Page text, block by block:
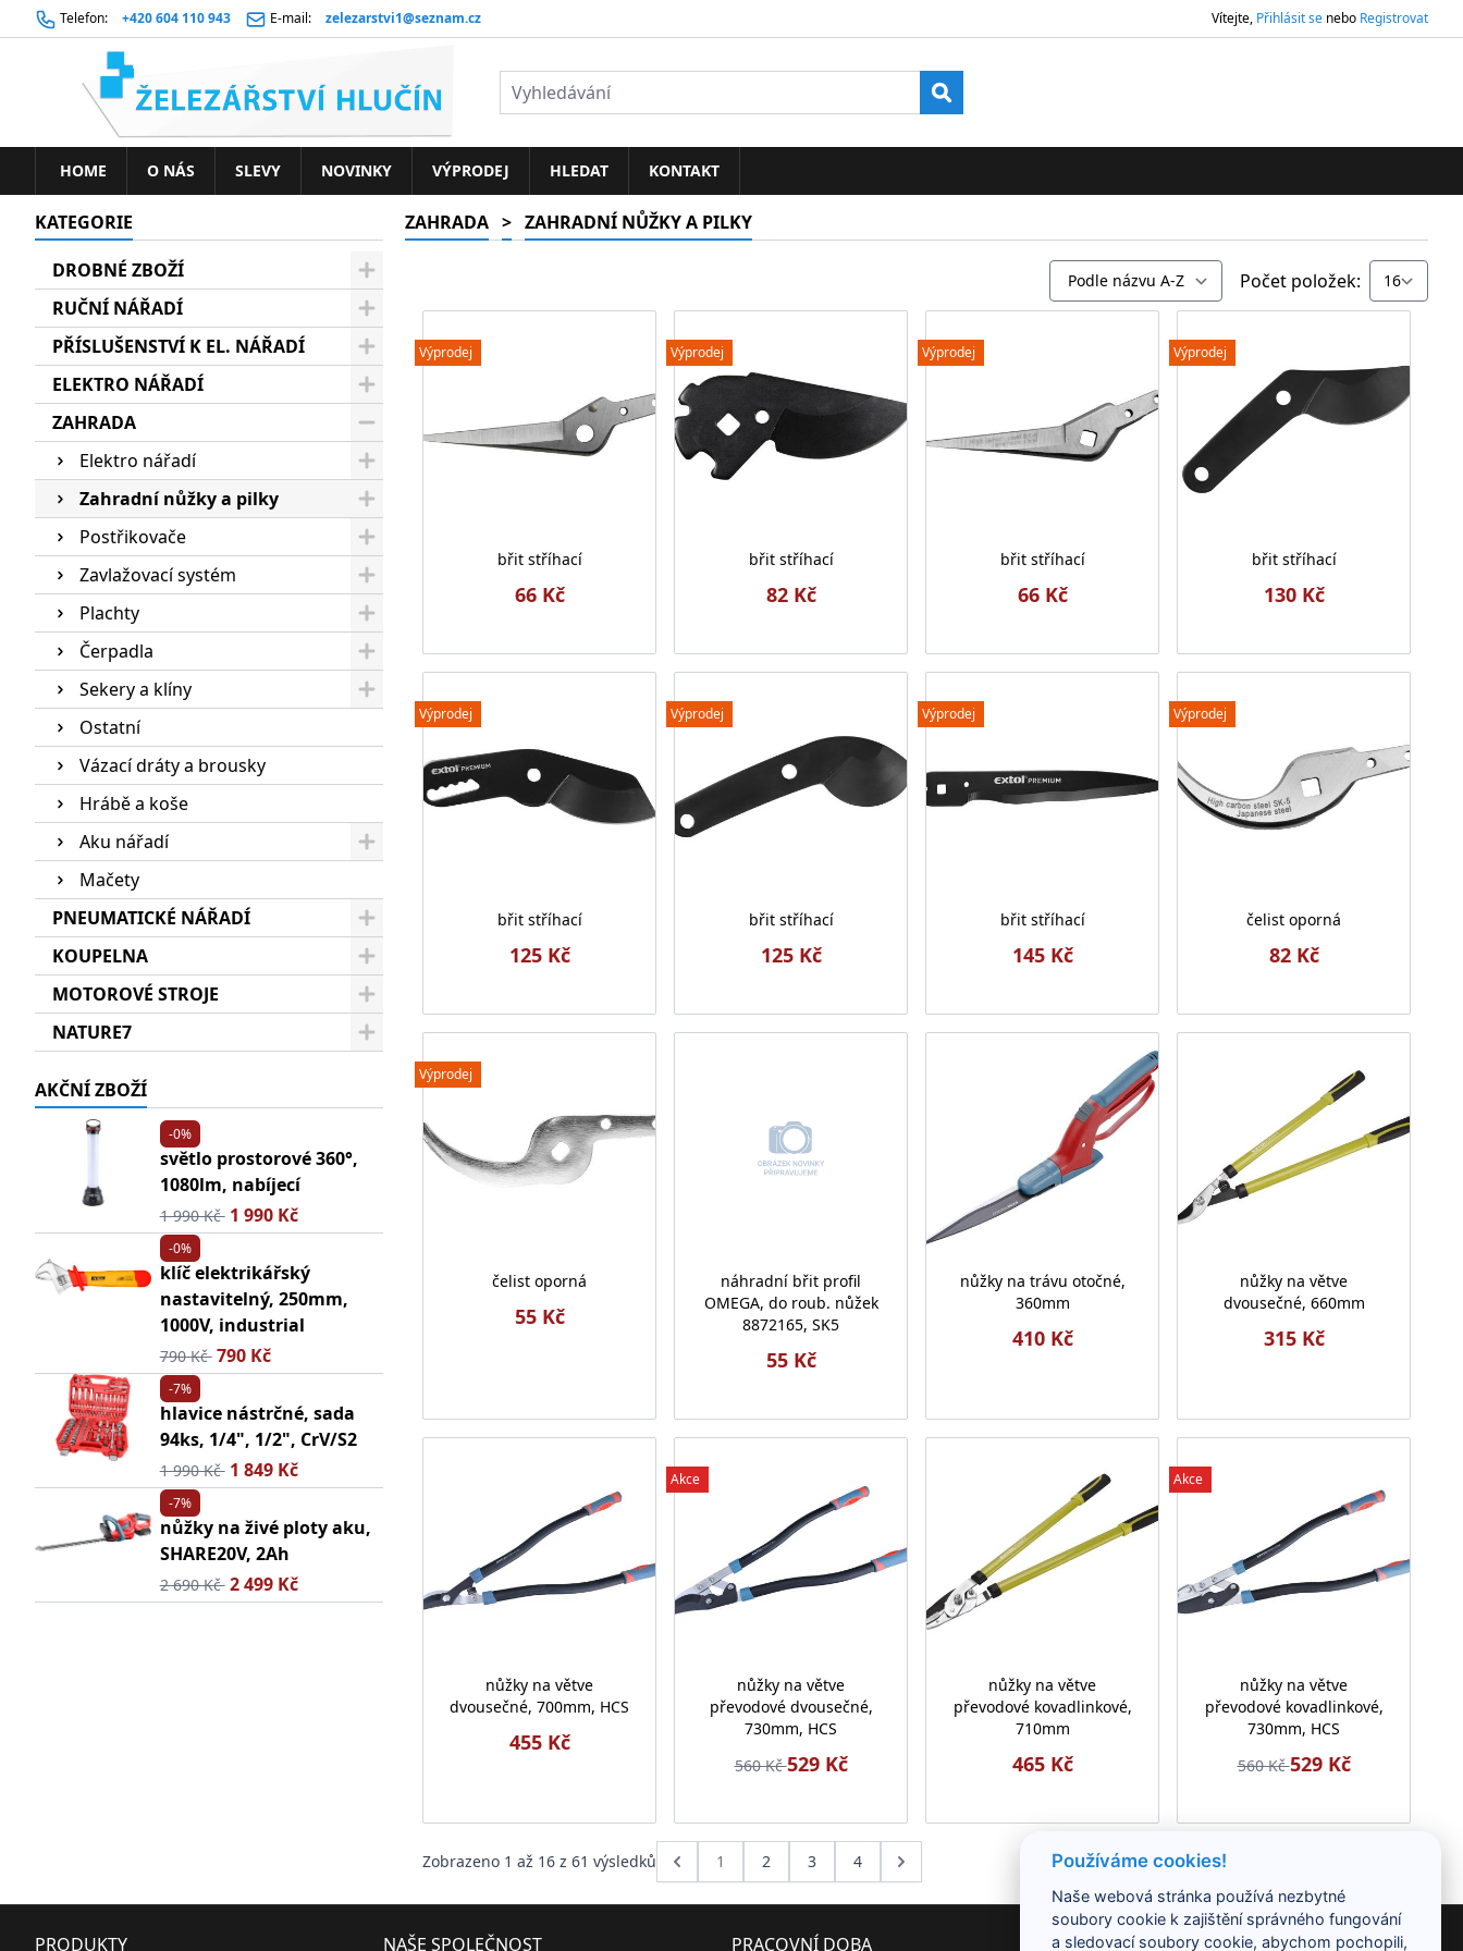
Telefon: +420 604 110 943 E-mail: zelezarstvi1@seznam.cz Vítejte, Přihlásit se nebo Registrovat
Vyhledávání
HOME O NÁS SLEVY NOVINKY VÝPRODEJ HLEDAT KONTAKT
KATEGORIE
DROBNÉ ZBOŽÍ
RUČNÍ NÁŘADÍ
PŘÍSLUŠENSTVÍ K EL. NÁŘADÍ
ELEKTRO NÁŘADÍ
ZAHRADA
Elektro nářadí
Zahradní nůžky a pilky
Postřikovače
Zavlažovací systém
Plachty
Čerpadla
Sekery a klíny
Ostatní
Vázací dráty a brousky
Hrábě a koše
Aku nářadí
Mačety
PNEUMATICKÉ NÁŘADÍ
KOUPELNA
MOTOROVÉ STROJE
NATURE7
AKČNÍ ZBOŽÍ
-0%
světlo prostorové 360°,
1080lm, nabíjecí
1 990 Kč 1 990 Kč
-0%
klíč elektrikářský
nastavitelný, 250mm,
1000V, industrial
790 Kč 790 Kč
-7%
hlavice nástrčné, sada
94ks, 1/4", 1/2", CrV/S2
1 990 Kč 1 849 Kč
-7%
nůžky na živé ploty aku,
SHARE20V, 2Ah
2 690 Kč 2 499 Kč
ZAHRADA > ZAHRADNÍ NŮŽKY A PILKY
Počet položek:
Výprodej
břit stříhací
66 Kč
Výprodej
břit stříhací
82 Kč
Výprodej
břit stříhací
66 Kč
Výprodej
břit stříhací
130 Kč
Výprodej
břit stříhací
125 Kč
Výprodej
břit stříhací
125 Kč
Výprodej
břit stříhací
145 Kč
Výprodej
čelist oporná
82 Kč
Výprodej
čelist oporná
55 Kč
náhradní břit profil
OMEGA, do roub. nůžek
8872165, SK5
55 Kč
nůžky na trávu otočné,
360mm
410 Kč
nůžky na větve
dvousečné, 660mm
315 Kč
nůžky na větve
dvousečné, 700mm, HCS
455 Kč
Akce
nůžky na větve
převodové dvousečné,
730mm, HCS
560 Kč529 Kč
nůžky na větve
převodové kovadlinkové,
710mm
465 Kč
Akce
nůžky na větve
převodové kovadlinkové,
730mm, HCS
560 Kč529 Kč
Zobrazeno 1 až 16 z 61 výsledků 1 2 3 4
PRODUKTY NAŠE SPOLEČNOST PRACOVNÍ DOBA KONTAKT
Používáme cookies!
Naše webová stránka používá nezbytné
soubory cookie k zajištění správného fungování
a sledovací soubory cookie, abychom pochopili,